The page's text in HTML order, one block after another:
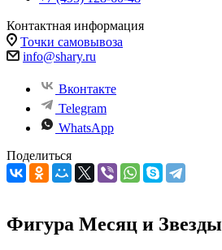
Контактная информация
Точки самовывоза
info@shary.ru
Вконтакте
Telegram
WhatsApp
Поделиться
Фигура Месяц и Звезды